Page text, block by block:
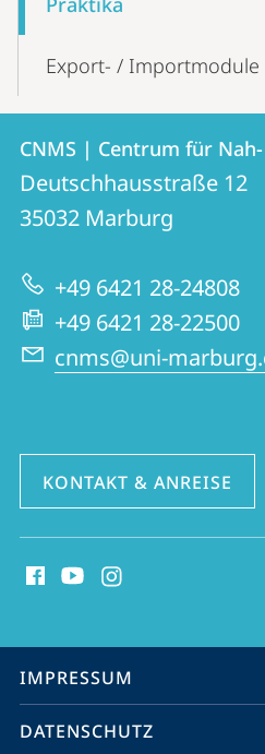
Export- / Importmodule
Kontakt
und
Informationen
zur
Website
Kontaktinformationen
CNMS
|
Centrum
für
Nah-
und
Mitteloststudien
CNMS | Centrum für
Deutschhausstraße 12
35032 Marburg
+49 6421 28-24808
+49 6421 28-22500
cnms@uni-
KONTAKT & ANREISE
Media
Service-
Navigation
IMPRESSUM
DATENSCHUTZ